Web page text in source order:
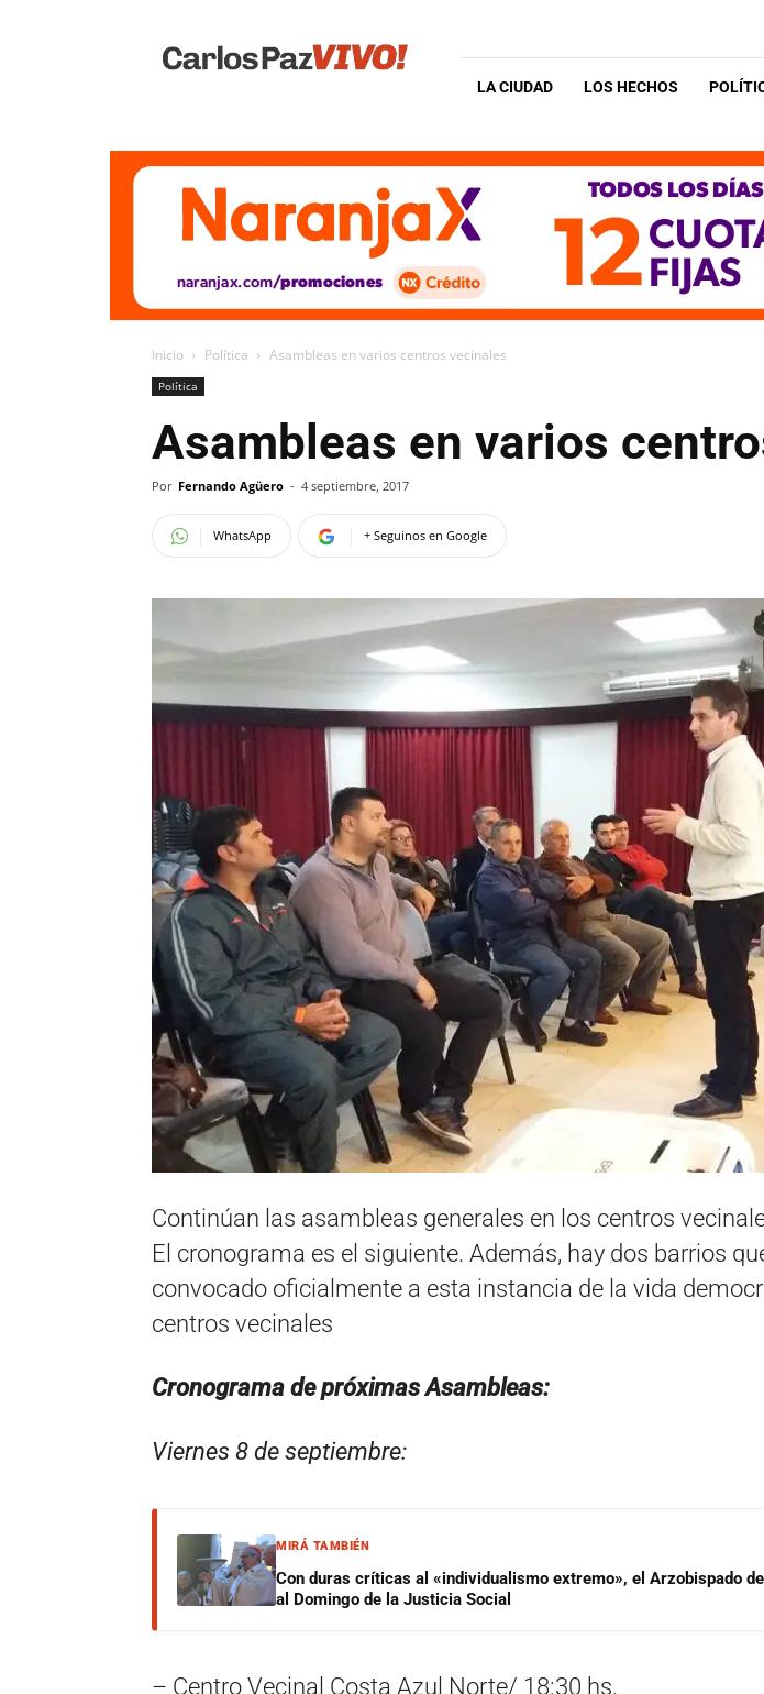
Vivo
LA CIUDAD LOS HECHOS
Inicio Política Asambleas en varios centros vecinales
Política
Asambleas en varios
Por Fernando Agüero - 4 septiembre, 2017
WhatsApp + Seguinos en Google
Continúan las asambleas generales en los centros
El cronograma es el siguiente. Además, hay dos barrios
convocado oficialmente a esta instancia de la vida
centros vecinales
Cronograma de próximas Asambleas:
Viernes 8 de septiembre:
MIRÁ TAMBIÉN
Con duras críticas al «individualismo extremo», el Arzobispado
al Domingo de la Justicia Social
– Centro Vecinal Costa Azul Norte/ 18:30 hs.